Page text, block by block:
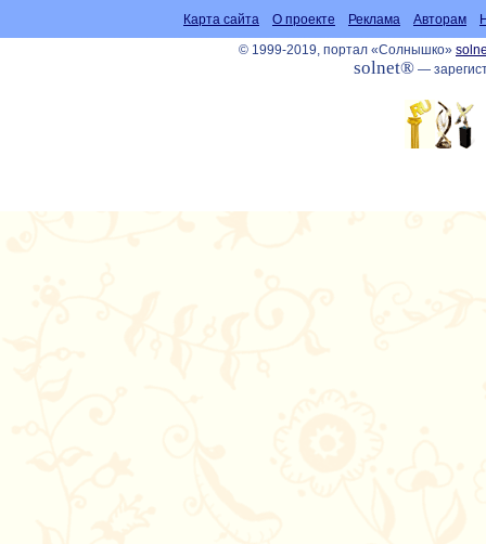
Карта сайта О проекте Реклама Авторам
© 1999-2019, портал «Солнышко»
solnet®—